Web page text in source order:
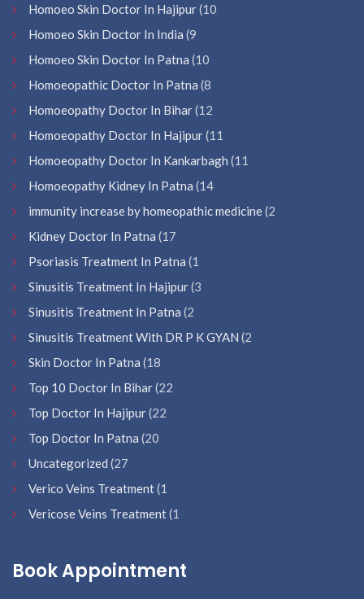
Homoeo Skin Doctor In Hajipur(10
Homoeo Skin Doctor In India (9
Homoeo Skin Doctor In Patna (10
Homoeopathic Doctor In Patna (8
Homoeopathy Doctor In Bihar(12
Homoeopathy Doctor In Hajipur(11
Homoeopathy Doctor In Kankarbagh (11
Homoeopathy Kidney In Patna (14
immunity increase by homeopathic medicine(2
Kidney Doctor In Patna (17
Psoriasis Treatment In Patna (1
Sinusitis Treatment In Hajipur(3
Sinusitis Treatment In Patna (2
Sinusitis Treatment With DR P K GYAN (2
Skin Doctor In Patna (18
Top 10 Doctor In Bihar(22
Top Doctor In Hajipur(22
Top Doctor In Patna (20
Uncategorized (27
Verico Veins Treatment(1
Vericose Veins Treatment(1
Book Appointment